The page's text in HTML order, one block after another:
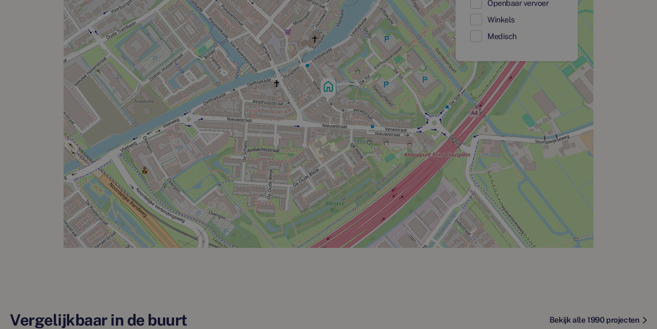
Openbaar vervoer
Winkels
Medisch
Vergelijkbaar in de buurt Bekijk alle 1990 projecten